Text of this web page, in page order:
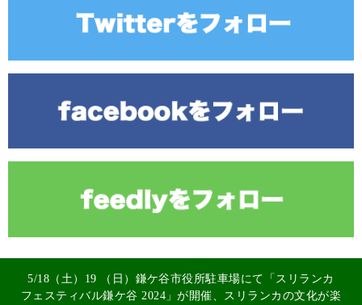
5/18（土）19 （日）鎌ケ谷市役所駐車場にて「スリランカ
フェスティバル鎌ケ谷 2024」が開催、スリランカの文化が楽